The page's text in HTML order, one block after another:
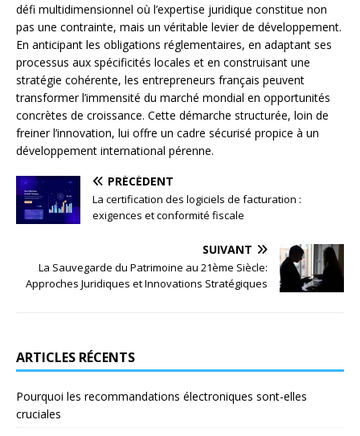
défi multidimensionnel où l’expertise juridique constitue non
pas une contrainte, mais un véritable levier de développement.
En anticipant les obligations réglementaires, en adaptant ses
processus aux spécificités locales et en construisant une
stratégie cohérente, les entrepreneurs français peuvent
transformer l’immensité du marché mondial en opportunités
concrètes de croissance. Cette démarche structurée, loin de
freiner l’innovation, lui offre un cadre sécurisé propice à un
développement international pérenne.
PRÉCÉDENT
La certification des logiciels de facturation :
exigences et conformité fiscale
SUIVANT
La Sauvegarde du Patrimoine au 21ème Siècle:
Approches Juridiques et Innovations Stratégiques
ARTICLES RÉCENTS
Pourquoi les recommandations électroniques sont-elles
cruciales